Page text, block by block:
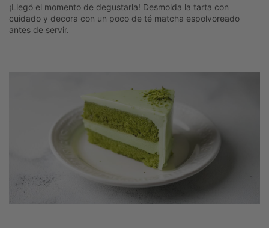
¡Llegó el momento de degustarla! Desmolda la tarta con
cuidado y decora con un poco de té matcha espolvoreado
antes de servir.